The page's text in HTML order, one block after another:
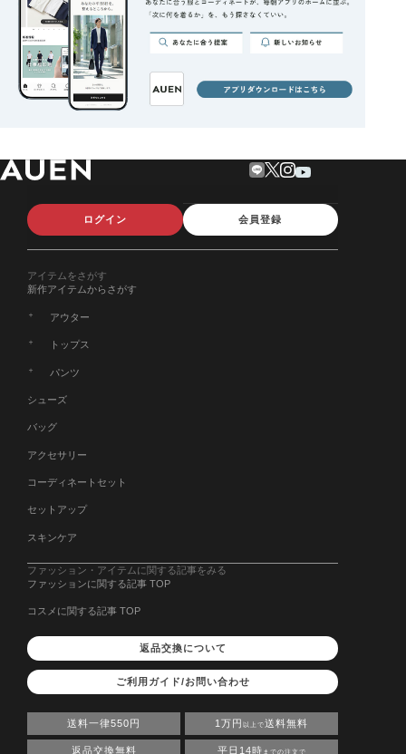
ログイン 会員登録
アイテムをさがす
新作アイテムからさがす
アウター
トップス
パンツ
シューズ
バッグ
アクセサリー
コーディネートセット
セットアップ
スキンケア
ファッション・アイテムに関する記事をみる
ファッションに関する記事 TOP
コスメに関する記事 TOP
返品交換について
ご利用ガイド/お問い合わせ
送料一律550円 1万円 以上で送料無料
返品交換無料 平日14時 までの注文で